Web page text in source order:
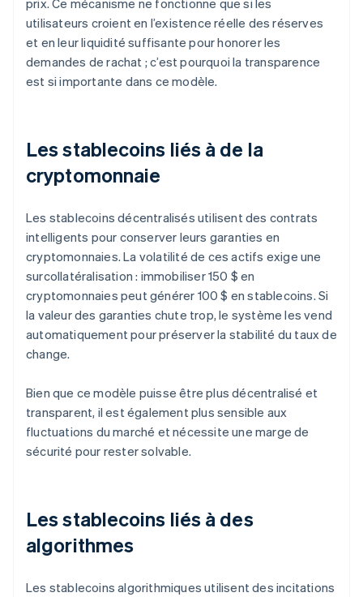
prix. Ce mécanisme ne fonctionne que si les
utilisateurs croient en l’existence réelle des réserves
et en leur liquidité suffisante pour honorer les
demandes de rachat ; c’est pourquoi la transparence
est si importante dans ce modèle.
Les stablecoins liés à de la
cryptomonnaie
Les stablecoins décentralisés utilisent des contrats
intelligents pour conserver leurs garanties en
cryptomonnaies. La volatilité de ces actifs exige une
surcollatéralisation : immobiliser 150 $ en
cryptomonnaies peut générer 100 $ en stablecoins. Si
la valeur des garanties chute trop, le système les vend
automatiquement pour préserver la stabilité du taux de
change.
Bien que ce modèle puisse être plus décentralisé et
transparent, il est également plus sensible aux
fluctuations du marché et nécessite une marge de
sécurité pour rester solvable.
Les stablecoins liés à des
algorithmes
Les stablecoins algorithmiques utilisent des incitations